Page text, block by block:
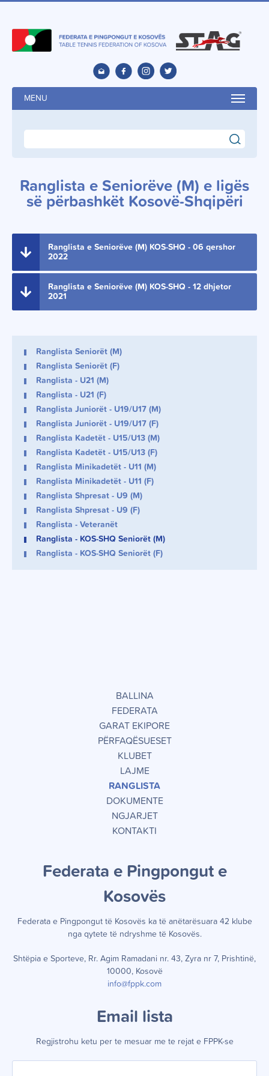
MENU
search
Ranglista e Seniorëve (M) e ligës
së përbashkët Kosovë-Shqipëri
Ranglista e Seniorëve (M) KOS-SHQ - 06 qershor
2022
Ranglista e Seniorëve (M) KOS-SHQ - 12 dhjetor
2021
Ranglista Seniorët (M)
Ranglista Seniorët (F)
Ranglista - U21 (M)
Ranglista - U21 (F)
Ranglista Juniorët - U19/U17 (M)
Ranglista Juniorët - U19/U17 (F)
Ranglista Kadetët - U15/U13 (M)
Ranglista Kadetët - U15/U13 (F)
Ranglista Minikadetët - U11 (M)
Ranglista Minikadetët - U11 (F)
Ranglista Shpresat - U9 (M)
Ranglista Shpresat - U9 (F)
Ranglista - Veteranët
Ranglista - KOS-SHQ Seniorët (M)
Ranglista - KOS-SHQ Seniorët (F)
BALLINA
FEDERATA
GARAT EKIPORE
PËRFAQËSUESET
KLUBET
LAJME
RANGLISTA
DOKUMENTE
NGJARJET
KONTAKTI
Federata e Pingpongut e
Kosovës
Federata e Pingpongut të Kosovës ka të anëtarësuara 42 klube
nga qytete të ndryshme të Kosovës.
Shtëpia e Sporteve, Rr. Agim Ramadani nr. 43, Zyra nr 7, Prishtinë,
10000, Kosovë
info@fppk.com
Email lista
Regjistrohu ketu per te mesuar me te rejat e FPPK-se